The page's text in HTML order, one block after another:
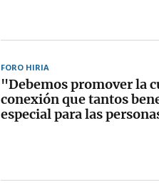
FORO HIRIA
"Debemos promover la
conexión que tantos
especial para las